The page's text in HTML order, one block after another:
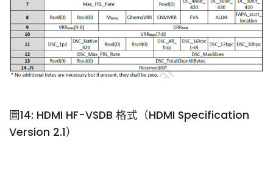
圖14: HDMI HF-VSDB 格式（HDMI Specification
Version 2.1）